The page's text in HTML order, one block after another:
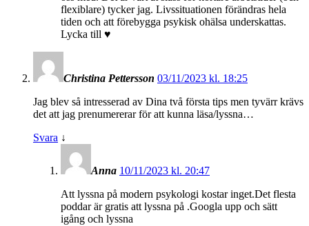
flexiblare) tycker jag. Livssituationen förändras hela
tiden och att förebygga psykisk ohälsa underskattas.
Lycka till ♥️
Christina Pettersson 03/11/2023 kl. 18:25
Jag blev så intresserad av Dina två första tips men tyvärr krävs
det att jag prenumererar för att kunna läsa/lyssna…
Svara ↓
Anna 10/11/2023 kl. 20:47
Att lyssna på modern psykologi kostar inget.Det flesta
poddar är gratis att lyssna på .Googla upp och sätt
igång och lyssna